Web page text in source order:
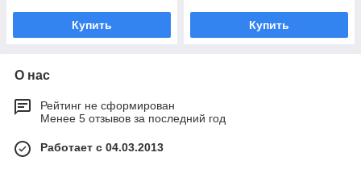
Купить Купить
О нас
Рейтинг не сформирован
Менее 5 отзывов за последний год
Работает с 04.03.2013